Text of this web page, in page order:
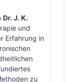
Dr. J. K.
und
Erfahrung in
zu